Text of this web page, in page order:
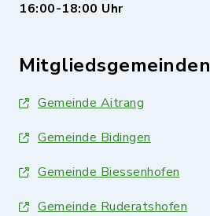
16:00-18:00 Uhr
Mitgliedsgemeinden
Gemeinde Aitrang
Gemeinde Bidingen
Gemeinde Biessenhofen
Gemeinde Ruderatshofen